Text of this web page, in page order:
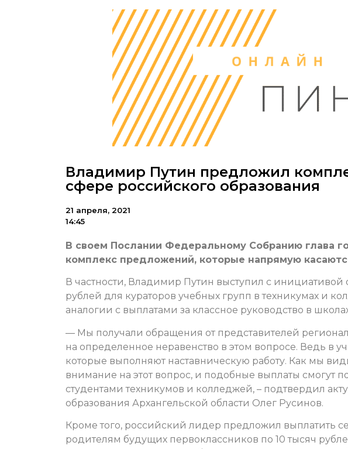
Владимир Путин предложил
сфере российского образования
21 апреля, 2021
14:45
В своем Послании Федеральному Собранию глава
комплекс предложений, которые напрямую
В частности, Владимир Путин выступил с инициативой
рублей для кураторов учебных групп в техникумах и
аналогии с выплатами за классное руководство в
— Мы получали обращения от представителей
на определенное неравенство в этом вопросе. Ведь в
которые выполняют наставническую работу. Как мы
внимание на этот вопрос, и подобные выплаты смогут
студентами техникумов и колледжей, – подтвердил
образования Архангельской области Олег Русинов.
Кроме того, российский лидер предложил выплатить
родителям будущих первоклассников по 10 тысяч